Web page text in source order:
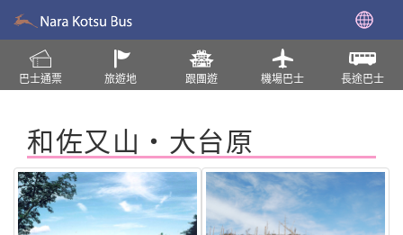
巴士通票 旅遊地 跟團遊 機場巴士 長途巴士
和佐又山・大台原